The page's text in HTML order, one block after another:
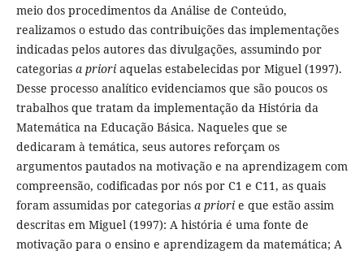
meio dos procedimentos da Análise de Conteúdo,
realizamos o estudo das contribuições das implementações
indicadas pelos autores das divulgações, assumindo por
categorias a prioriaquelas estabelecidas por Miguel (1997).
Desse processo analítico evidenciamos que são poucos os
trabalhos que tratam da implementação da História da
Matemática na Educação Básica. Naqueles que se
dedicaram à temática, seus autores reforçam os
argumentos pautados na motivação e na aprendizagem com
compreensão, codificadas por nós por C1 e C11, as quais
foram assumidas por categorias a priorie que estão assim
descritas em Miguel (1997): A história é uma fonte de
motivação para o ensino e aprendizagem da matemática; A